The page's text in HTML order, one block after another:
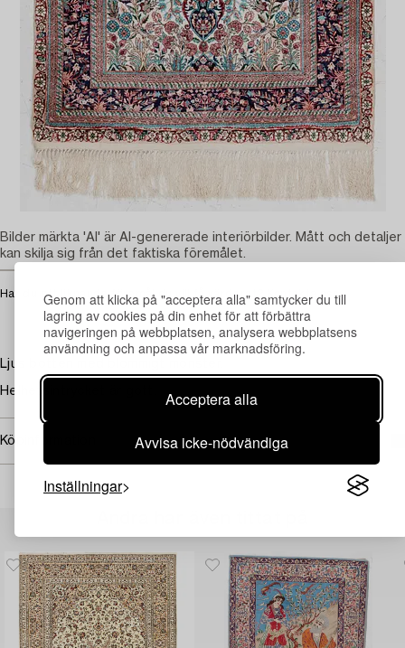
Genom att klicka på "acceptera alla" samtycker du till
lagring av cookies på din enhet för att förbättra
navigeringen på webbplatsen, analysera webbplatsens
användning och anpassa vår marknadsföring.
Acceptera alla
Avvisa icke-nödvändiga
Inställningar
Har du ett liknande föremål du vill få värderat? Kontakta oss
Ljus botten med blommigt mönster.
Helhetsintrycket är gott.
Köpinformation
Bilder märkta 'AI' är AI-genererade interiörbilder. Mått och detaljer
kan skilja sig från det faktiska föremålet.